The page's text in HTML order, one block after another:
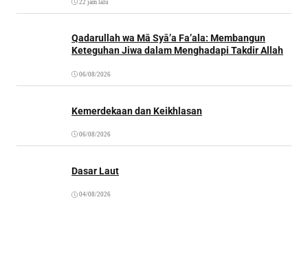
22 jam lalu
Qadarullah wa Mā Syā’a Fa’ala: Membangun
Keteguhan Jiwa dalam Menghadapi Takdir Allah
06/08/2026
Kemerdekaan dan Keikhlasan
06/08/2026
Dasar Laut
04/08/2026